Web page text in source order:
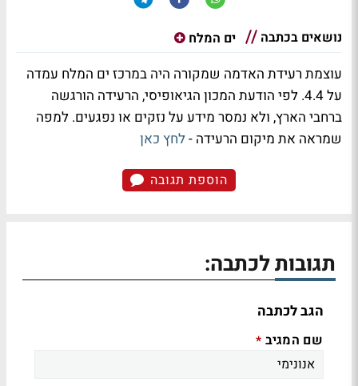
נושאים בכתבה ים המלח
עוצמת רעידת האדמה שמקורה היה במרכז ים המלח עמדה
על 4.4. לפי הודעת המכון הגיאופיסי, הרעידה הורגשה
ברחבי הארץ, ולא נמסר מידע על נזקים או נפגעים. למפה
שמראה את מיקום הרעידה - לחץ כאן
הוספת תגובה
תגובות לכתבה:
הגב לכתבה
שם המגיב *